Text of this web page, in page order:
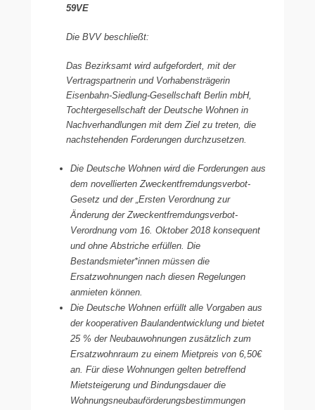
59VE
Die BVV beschließt:
Das Bezirksamt wird aufgefordert, mit der
Vertragspartnerin und Vorhabensträgerin
Eisenbahn-Siedlung-Gesellschaft Berlin mbH,
Tochtergesellschaft der Deutsche Wohnen in
Nachverhandlungen mit dem Ziel zu treten, die
nachstehenden Forderungen durchzusetzen.
Die Deutsche Wohnen wird die Forderungen aus
dem novellierten Zweckentfremdungsverbot-
Gesetz und der „Ersten Verordnung zur
Änderung der Zweckentfremdungsverbot-
Verordnung vom 16. Oktober 2018 konsequent
und ohne Abstriche erfüllen. Die
Bestandsmieter*innen müssen die
Ersatzwohnungen nach diesen Regelungen
anmieten können.
Die Deutsche Wohnen erfüllt alle Vorgaben aus
der kooperativen Baulandentwicklung und bietet
25 % der Neubauwohnungen zusätzlich zum
Ersatzwohnraum zu einem Mietpreis von 6,50€
an. Für diese Wohnungen gelten betreffend
Mietsteigerung und Bindungsdauer die
Wohnungsneubauförderungsbestimmungen